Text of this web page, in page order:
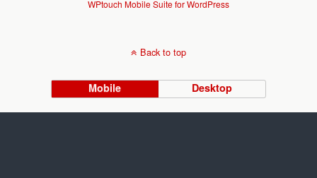
WPtouch Mobile Suite for WordPress
Back to top
Mobile Desktop